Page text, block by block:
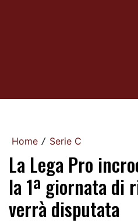
Home / Serie C
La Lega Pro
la 1ª giornata di
verrà disputata